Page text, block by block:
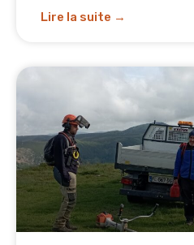
Lire la suite →